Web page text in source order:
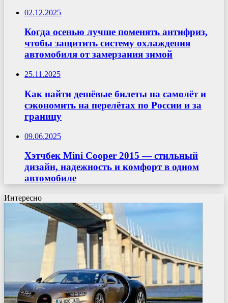
02.12.2025
Когда осенью лучше поменять антифриз,
чтобы защитить систему охлаждения
автомобиля от замерзания зимой
25.11.2025
Как найти дешёвые билеты на самолёт и
сэкономить на перелётах по России и за
границу
09.06.2025
Хэтчбек Mini Cooper 2015 — стильный
дизайн, надежность и комфорт в одном
автомобиле
Интересно